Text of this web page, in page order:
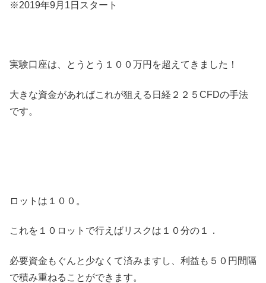
※2019年9月1日スタート
実験口座は、とうとう１００万円を超えてきました！
大きな資金があればこれが狙える日経２２５CFDの手法
です。
ロットは１００。
これを１０ロットで行えばリスクは１０分の１．
必要資金もぐんと少なくて済みますし、利益も５０円間隔
で積み重ねることができます。